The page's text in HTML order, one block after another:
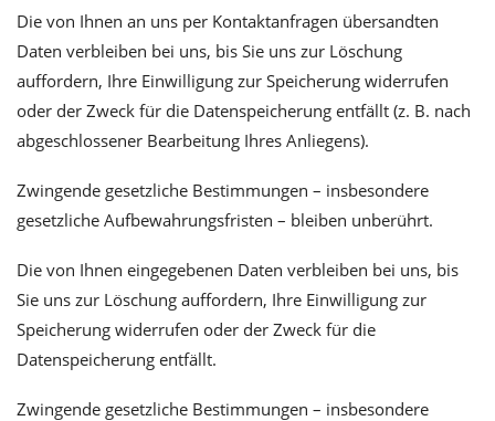
Die von Ihnen an uns per Kontaktanfragen übersandten
Daten verbleiben bei uns, bis Sie uns zur Löschung
auffordern, Ihre Einwilligung zur Speicherung widerrufen
oder der Zweck für die Datenspeicherung entfällt (z. B. nach
abgeschlossener Bearbeitung Ihres Anliegens).
Zwingende gesetzliche Bestimmungen – insbesondere
gesetzliche Aufbewahrungsfristen – bleiben unberührt.
Die von Ihnen eingegebenen Daten verbleiben bei uns, bis
Sie uns zur Löschung auffordern, Ihre Einwilligung zur
Speicherung widerrufen oder der Zweck für die
Datenspeicherung entfällt.
Zwingende gesetzliche Bestimmungen – insbesondere